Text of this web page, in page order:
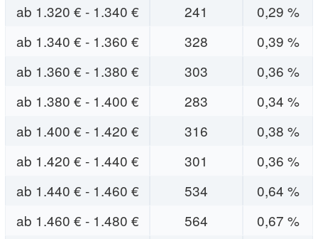
ab 1.320 € - 1.340 €
241
0,29 %
ab 1.340 € - 1.360 €
328
0,39 %
ab 1.360 € - 1.380 €
303
0,36 %
ab 1.380 € - 1.400 €
283
0,34 %
ab 1.400 € - 1.420 €
316
0,38 %
ab 1.420 € - 1.440 €
301
0,36 %
ab 1.440 € - 1.460 €
534
0,64 %
ab 1.460 € - 1.480 €
564
0,67 %